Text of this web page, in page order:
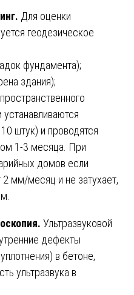
Для оценки
геодезическое
фундамента);
здания);
штук) и проводятся
1-3 месяца. При
домов если
мм/месяц и не затухает,
Ультразвуковой
дефекты
в бетоне,
ультразвука в